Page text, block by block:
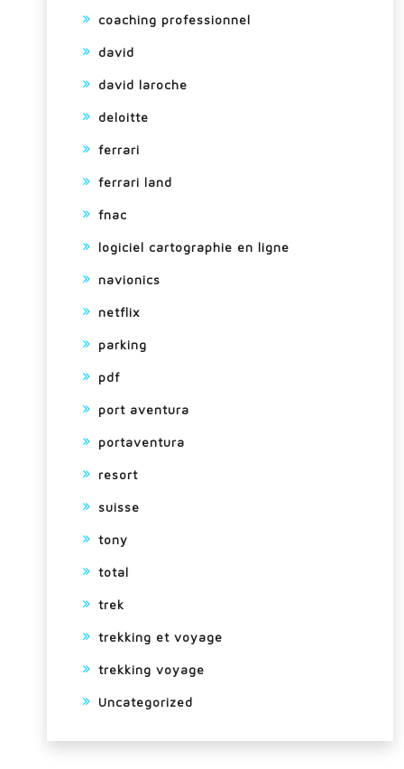
coaching professionnel
david
david laroche
deloitte
ferrari
ferrari land
fnac
logiciel cartographie en ligne
navionics
netflix
parking
pdf
port aventura
portaventura
resort
suisse
tony
total
trek
trekking et voyage
trekking voyage
Uncategorized